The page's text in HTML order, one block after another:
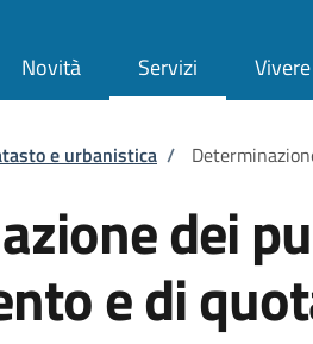
Novità Servizi
pane
e urbanistica /
dei
e di